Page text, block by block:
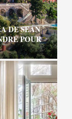
DE SEAN
POUR